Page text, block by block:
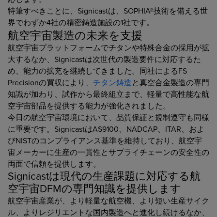
特筆すべきことに、Signicastは、SOPHIA®技術を備える世
界でわずか4社の精密鋳造施設の1社です。
航空宇宙製造の未来を支援
航空宇宙プラットフォームでチタンや特殊合金の採用が拡
大するなか、Signicastは次世代の製造要件に対応するた
め、能力の拡充を継続してきました。同社によるFS
Precisionの買収により、 チタン鋳造と真空合金製造の専門
知識が加わり、試作から最終組立まで、軽量で高性能な航
空宇宙部品を提供する能力が強化されました。
今日の航空宇宙環境において、品質保証と規制遵守も同様
に重要です。SignicastはAS9100、NADCAP、ITAR、およ
びNISTのコンプライアンス基準を維持しており、航空宇
宙メーカーに生産の一貫性とサプライチェーンの安全性の
両面で信頼を提供します。
Signicastは現代の生産課題に対応する航
空宇宙DFMの専門知識を提供します
航空宇宙産業が、より軽量な航空機、より短い生産サイク
ル、よりレジリエントな国内製造へと進化し続けるなか、